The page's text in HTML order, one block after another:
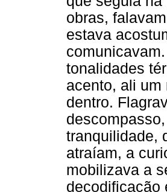
obras,
estava
tonalidades
acento, ali
dentro.
tranquilidade,
atraíam, a
mobilizava a
decodificação